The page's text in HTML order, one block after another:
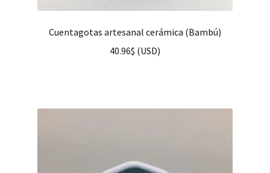
Cuentagotas artesanal cerámica (Bambú)
40.96$ (USD)